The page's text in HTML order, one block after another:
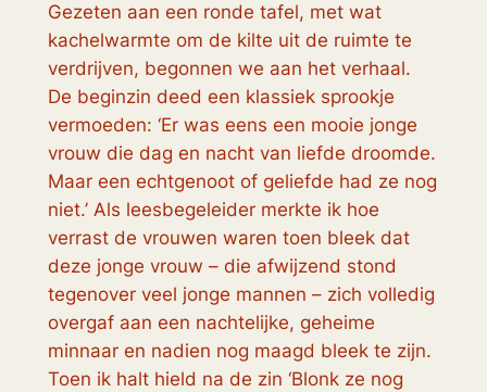
Gezeten aan een ronde tafel, met wat
kachelwarmte om de kilte uit de ruimte te
verdrijven, begonnen we aan het verhaal.
De beginzin deed een klassiek sprookje
vermoeden: ‘Er was eens een mooie jonge
vrouw die dag en nacht van liefde droomde.
Maar een echtgenoot of geliefde had ze nog
niet.’ Als leesbegeleider merkte ik hoe
verrast de vrouwen waren toen bleek dat
deze jonge vrouw – die afwijzend stond
tegenover veel jonge mannen – zich volledig
overgaf aan een nachtelijke, geheime
minnaar en nadien nog maagd bleek te zijn.
Toen ik halt hield na de zin ‘Blonk ze nog